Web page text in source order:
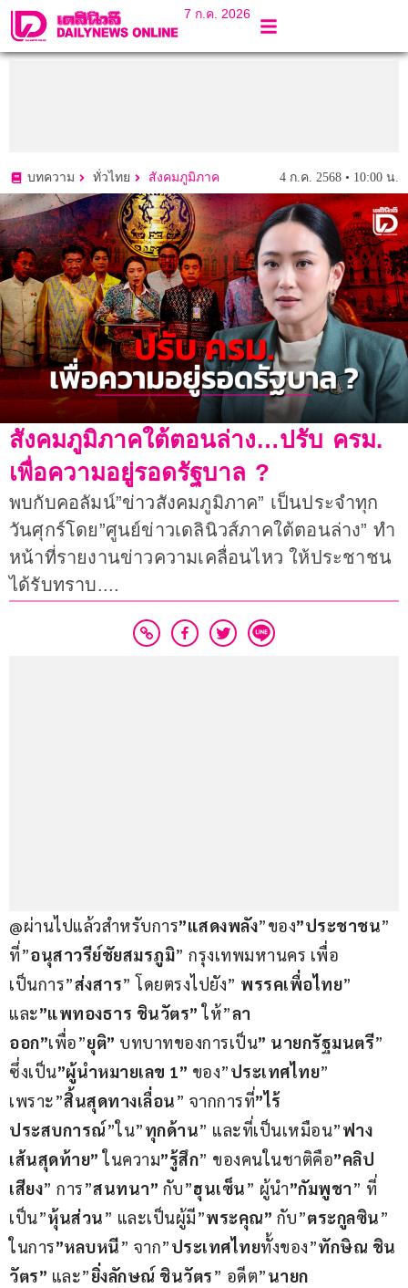
7 ก.ค. 2026
บทความ ทั่วไทย สังคมภูมิภาค 4 ก.ค. 2568 • 10:00 น.
สังคมภูมิภาคใต้ตอนล่าง…ปรับ ครม.
เพื่อความอยู่รอดรัฐบาล ?
พบกับคอลัมน์”ข่าวสังคมภูมิภาค” เป็นประจำทุก
วันศุกร์โดย”ศูนย์ข่าวเดลินิวส์ภาคใต้ตอนล่าง” ทำ
หน้าที่รายงานข่าวความเคลื่อนไหว ให้ประชาชน
ได้รับทราบ....
@ผ่านไปแล้วสำหรับการ”แสดงพลัง”ของ”ประชาชน”
ที่”อนุสาวรีย์ชัยสมรภูมิ” กรุงเทพมหานคร เพื่อ
เป็นการ”ส่งสาร” โดยตรงไปยัง” พรรคเพื่อไทย”
และ”แพทองธาร ชินวัตร” ให้”ลา
ออก”เพื่อ”ยุติ” บทบาทของการเป็น” นายกรัฐมนตรี”
ซึ่งเป็น”ผู้นำหมายเลข 1” ของ”ประเทศไทย”
เพราะ”สิ้นสุดทางเลื่อน” จากการที่”ไร้
ประสบการณ์”ใน”ทุกด้าน” และที่เป็นเหมือน”ฟาง
เส้นสุดท้าย” ในความ”รู้สึก” ของคนในชาติคือ”คลิป
เสียง” การ”สนทนา” กับ”ฮุนเซ็น” ผู้นำ”กัมพูชา” ที่
เป็น”หุ้นส่วน” และเป็นผู้มี”พระคุณ” กับ”ตระกูลซิน”
ในการ”หลบหนี” จาก”ประเทศไทยทั้งของ”ทักษิณ ชิน
วัตร” และ”ยิ่งลักษณ์ ชินวัตร” อดีต”นายก